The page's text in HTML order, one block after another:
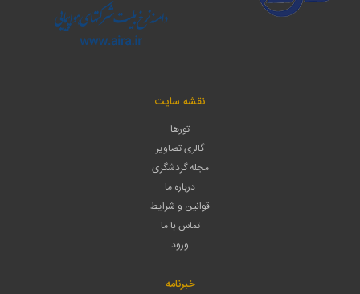
نقشه سایت
تورها
گالری تصاویر
مجله گردشگری
درباره ما
قوانین و شرایط
تماس با ما
ورود
خبرنامه